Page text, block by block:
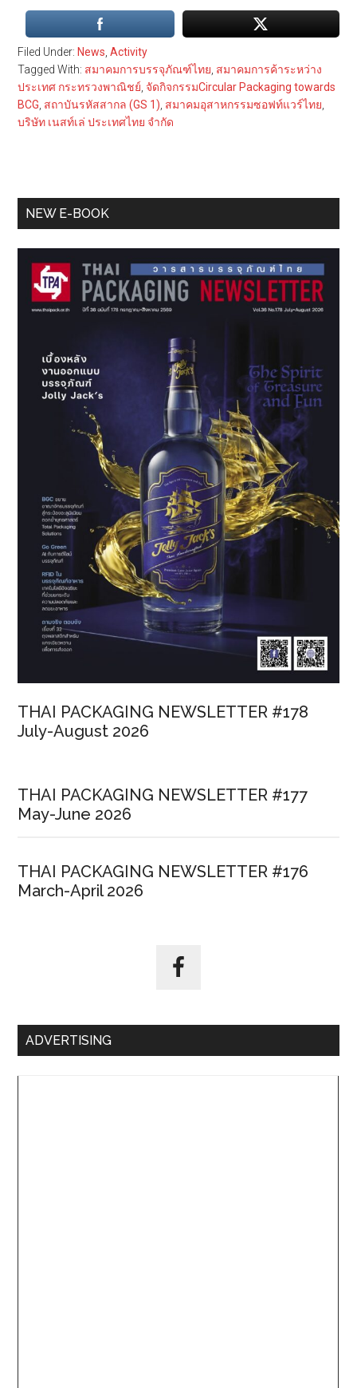
Filed Under:News ,Activity
Tagged With: สมาคมการบรรจุภัณฑ์ไทย สมาคมการค้าระหว่าง
ประเทศ กระทรวงพาณิชย์ จัดกิจกรรมCircular Packaging towards
BCG สถาบันรหัสสากล (GS 1) สมาคมอุสาหกรรมซอฟท์แวร์ไทย
บริษัท เนสท์เล่ ประเทศไทย จำกัด
Primary
NEW E-BOOK
THAI PACKAGING NEWSLETTER #178
July-August 2026
THAI PACKAGING NEWSLETTER #177
May-June 2026
THAI PACKAGING NEWSLETTER #176
March-April 2026
ADVERTISING